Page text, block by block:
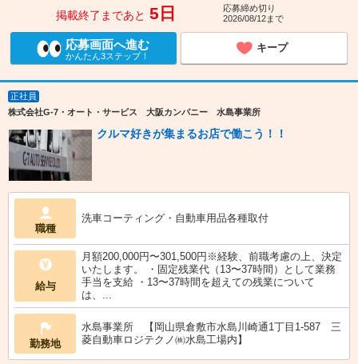
掲載終了まであと 5日
応募締め切り
2026/08/12まで
応募画面へ進む
かんたん3ステップ！
キープ
正社員
株式会社G-7・オート・サービス 大阪カンパニー 水島事業所
クルマ好きが集まるお店で働こう！！
職種
洗車コーティング・自動車用品各種取付
給与
月額200,000円〜301,500円※経験、前職考慮の上、決定
いたします。 ・固定残業代（13〜37時間）として業務
手当を支給 ・13〜37時間を超えての残業について
は、...
勤務地
水島事業所 【岡山県倉敷市水島川崎通1丁目1-587 三
菱自動車ロジテクノ㈱水島工場内】